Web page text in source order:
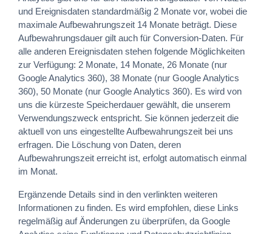
und Ereignisdaten standardmäßig 2 Monate vor, wobei die
maximale Aufbewahrungszeit 14 Monate beträgt. Diese
Aufbewahrungsdauer gilt auch für Conversion-Daten. Für
alle anderen Ereignisdaten stehen folgende Möglichkeiten
zur Verfügung: 2 Monate, 14 Monate, 26 Monate (nur
Google Analytics 360), 38 Monate (nur Google Analytics
360), 50 Monate (nur Google Analytics 360). Es wird von
uns die kürzeste Speicherdauer gewählt, die unserem
Verwendungszweck entspricht. Sie können jederzeit die
aktuell von uns eingestellte Aufbewahrungszeit bei uns
erfragen. Die Löschung von Daten, deren
Aufbewahrungszeit erreicht ist, erfolgt automatisch einmal
im Monat.
Ergänzende Details sind in den verlinkten weiteren
Informationen zu finden. Es wird empfohlen, diese Links
regelmäßig auf Änderungen zu überprüfen, da Google